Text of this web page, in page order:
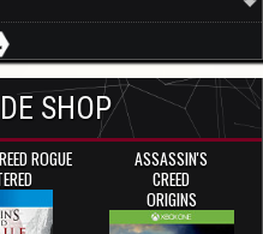
SHOP
ROGUE
ASSASSIN'S
CREED
ORIGINS